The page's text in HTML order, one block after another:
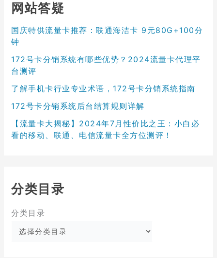
网站答疑
国庆特供流量卡推荐：联通海洁卡 9元80G+100分
钟
172号卡分销系统有哪些优势？2024流量卡代理平
台测评
了解手机卡行业专业术语，172号卡分销系统指南
172号卡分销系统后台结算规则详解
【流量卡大揭秘】2024年7月性价比之王：小白必
看的移动、联通、电信流量卡全方位测评！
分类目录
分类目录